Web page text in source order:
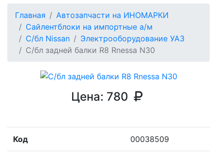
Главная
Автозапчасти на ИНОМАРКИ
Сайлентблоки на импортные а/м
С/бл Nissan
Электрооборудование УАЗ
С/бл задней балки R8 Rnessa N30
Цена: 780
Код 00038509